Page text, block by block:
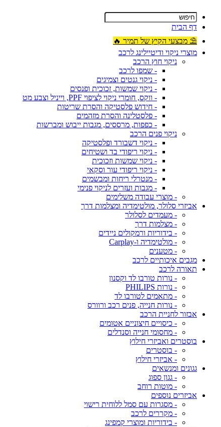
דף הבית
⛱ מבצעי הקיץ של תמיר 🔥
מוצרי ניקוי ודיטיילינג לרכב
ניקוי חוץ הרכב
- שמפו לרכב
- ניקוי גנטים וצמיגים
- ניקוי שמשות, זכוכית ופנסים
- ווקס, חומרי ניקוי לציפוי PPF, וייניל וצבע מט
- חידוש פלסטיקה והסרת שריטות
- פלסטלינה והסרת מזהמים
- כפפות, מרססים, מגבות ייבוש ומברשות
ניקוי פנים הרכב
- ניקוי דשבורד ופלסטיקה
- ניקוי ריפודי בד ושטיחים
- ניקוי שמשות וזכוכית
- ניקוי ריפודי עור וסקאי
- מנטרלי ריחות ומבשמים
- מגבות ועזרים לניקוי פנימי
- מוצרי עבודה משלימים
אביזרי סלולר, מולטימדיה ומצלמות דרך
- מעמדים לסלולר
- מצלמות דרך
- בידוריות ורמקולים ניידים
- מולטימדיה ו-Carplay
- מטענים
מגבים איכותיים לרכב
תאורה לרכב
- נורות טורבו לד וקסנון
- נורות PHILIPS
- מתאמים לטורבו לד
- נורות חנייה, פנים רכב ורוורס
אבזור לחניית הרכב
- כיסויים חיצוניים אטומים
- מחסומי חנייה וסנדלים
בוסטרים ואביזרי חילוץ
- בוסטרים
- אביזרי חילוץ
גגונים ומנשאים
- גגון ספוג
- מוטות רוחב
אביזרים נוספים
- מסגרות עם סמל ללוחית רישוי
- מקררים לרכב
- בידוריות ומוצרי קמפינג